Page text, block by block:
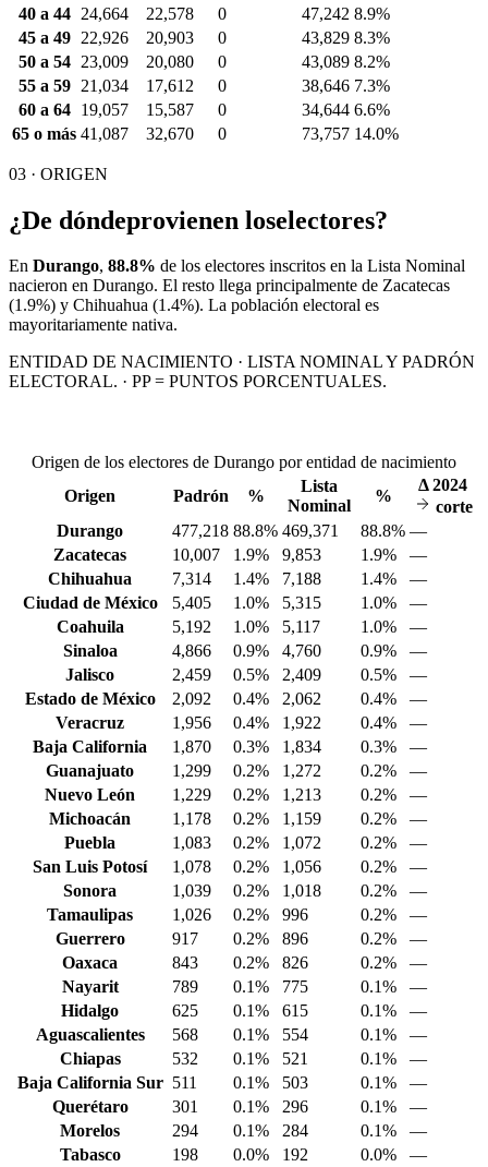
40 a 44
24,664 22,578 0 47,242 8.9%
45 a 49
22,926 20,903 0 43,829 8.3%
50 a 54
23,009 20,080 0 43,089 8.2%
55 a 59
21,034 17,612 0 38,646 7.3%
60 a 64
19,057 15,587 0 34,644 6.6%
65 o más 41,087 32,670 0 73,757 14.0%
03 · ORIGEN
¿De dóndeprovienen loselectores?
En Durango, 88.8% de los electores inscritos en la Lista Nominal
nacieron en Durango. El resto llega principalmente de Zacatecas
(1.9%) y Chihuahua (1.4%). La población electoral es
mayoritariamente nativa.
ENTIDAD DE NACIMIENTO · LISTA NOMINAL Y PADRÓN
ELECTORAL. · PP = PUNTOS PORCENTUALES.
Origen de los electores de Durango por entidad de nacimiento
Origen
Padrón %
Lista
Nominal
%
Δ2024
corte
Durango
477,218 88.8% 469,371 88.8% —
Zacatecas
10,007 1.9% 9,853 1.9%
—
Chihuahua
7,314 1.4% 7,188 1.4%
—
Ciudad de México
5,405 1.0% 5,315 1.0%
—
Coahuila
5,192 1.0% 5,117 1.0%
—
Sinaloa
4,866 0.9% 4,760 0.9%
—
Jalisco
2,459 0.5% 2,409 0.5%
—
Estado de México
2,092 0.4% 2,062 0.4%
—
Veracruz
1,956 0.4% 1,922 0.4%
—
Baja California
1,870 0.3% 1,834 0.3%
—
Guanajuato
1,299 0.2% 1,272 0.2%
—
Nuevo León
1,229 0.2% 1,213 0.2%
—
Michoacán
1,178 0.2% 1,159 0.2%
—
Puebla
1,083 0.2% 1,072 0.2%
—
San Luis Potosí
1,078 0.2% 1,056 0.2%
—
Sonora
1,039 0.2% 1,018 0.2%
—
Tamaulipas
1,026 0.2% 996 0.2%
—
Guerrero
917 0.2% 896 0.2%
—
Oaxaca
843 0.2% 826 0.2%
—
Nayarit
789 0.1% 775 0.1%
—
Hidalgo
625 0.1% 615 0.1%
—
Aguascalientes
568 0.1% 554 0.1%
—
Chiapas
532 0.1% 521 0.1%
—
Baja California Sur 511 0.1% 503 0.1%
—
Querétaro
301 0.1% 296 0.1%
—
Morelos
294 0.1% 284 0.1%
—
Tabasco
198 0.0% 192 0.0% —